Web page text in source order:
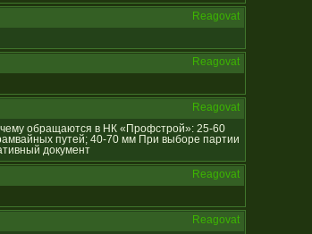
Reagovat
Reagovat
Reagovat
обращаются в НК «Профстрой»: 25-60
путей; 40-70 мм При выборе партии
документ
Reagovat
Reagovat